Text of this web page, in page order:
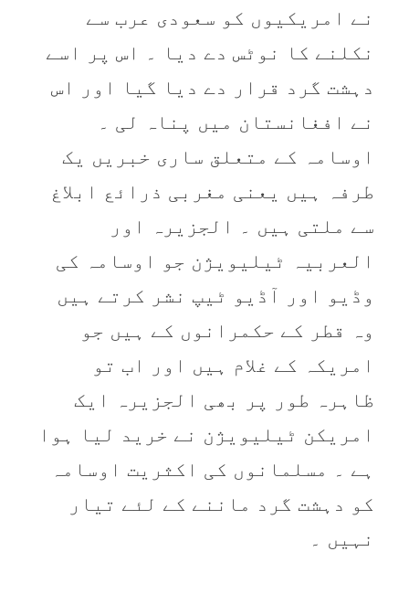
نے امریکیوں کو سعودی عرب سے
نکلنے کا نوٹس دے دیا ۔ اس پر اسے
دہشت گرد قرار دے دیا گیا اور اس
نے افغانستان میں پناہ لی ۔
اوسامہ کے متعلق ساری خبریں یک
طرفہ ہیں یعنی مغربی ذرائع ابلاغ
سے ملتی ہیں ۔ الجزیرہ اور
العربیہ ٹیلیویژن جو اوسامہ کی
وڈیو اور آڈیو ٹیپ نشر کرتے ہیں
وہ قطر کے حکمرانوں کے ہیں جو
امریکہ کے غلام ہیں اور اب تو
ظاہرہ طور پر بھی الجزیرہ ایک
امریکن ٹیلیویژن نے خرید لیا ہوا
ہے ۔ مسلمانوں کی اکثریت اوسامہ
کو دہشت گرد ماننے کے لئے تیار
نہیں ۔